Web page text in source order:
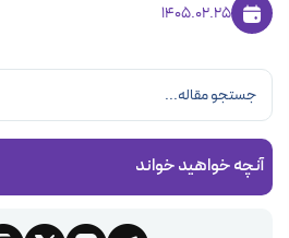
1405.02.25
آنچه خواهید خواند